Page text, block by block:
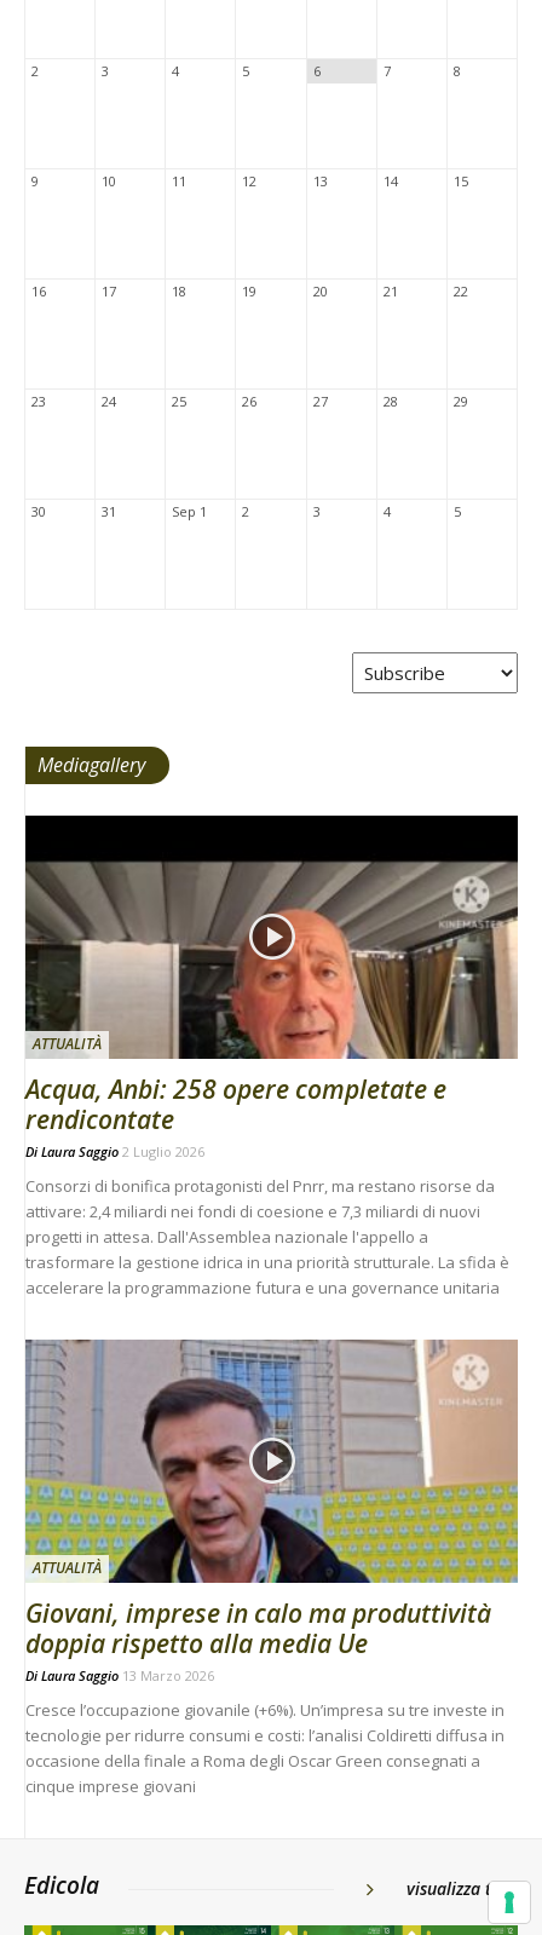
2 3 4 5 6 7 8
9 10 11 12 13 14 15
16 17 18 19 20 21 22
23 24 25 26 27 28 29
30 31 Sep 1 2 3 4 5
Mediagallery
ATTUALITÀ
Acqua, Anbi: 258 opere completate e
rendicontate
Di Laura Saggio 2 Luglio 2026
Consorzi di bonifica protagonisti del Pnrr, ma restano risorse da
attivare: 2,4 miliardi nei fondi di coesione e 7,3 miliardi di nuovi
progetti in attesa. Dall'Assemblea nazionale l'appello a
trasformare la gestione idrica in una priorità strutturale. La sfida è
accelerare la programmazione futura e una governance unitaria
ATTUALITÀ
Giovani, imprese in calo ma produttività
doppia rispetto alla media Ue
Di Laura Saggio 13 Marzo 2026
Cresce l’occupazione giovanile (+6%). Un’impresa su tre investe in
tecnologie per ridurre consumi e costi: l’analisi Coldiretti diffusa in
occasione della finale a Roma degli Oscar Green consegnati a
cinque imprese giovani
Edicola visualizza tutti